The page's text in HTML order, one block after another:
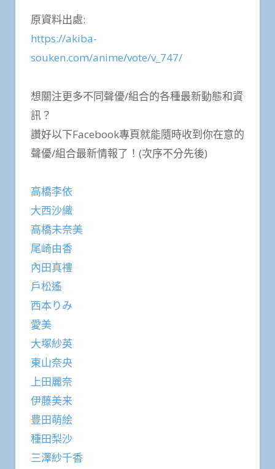
原資料出處:
https://akiba-
souken.com/anime/vote/v_747/
想關注更多不同聲優/組合的各種最新動態和資
訊？
讚好以下Facebook專頁就能隨時收到你在意的
聲優/組合最新情報了！(次序不分先後)
高橋李依
大西沙織
高橋未奈美
尾崎由香
內田真禮
戶松遙
西本りみ
愛美
大塚紗英
東山奈央
上田麗奈
伊藤美来
豊田萌絵
種田梨沙
三澤紗千香